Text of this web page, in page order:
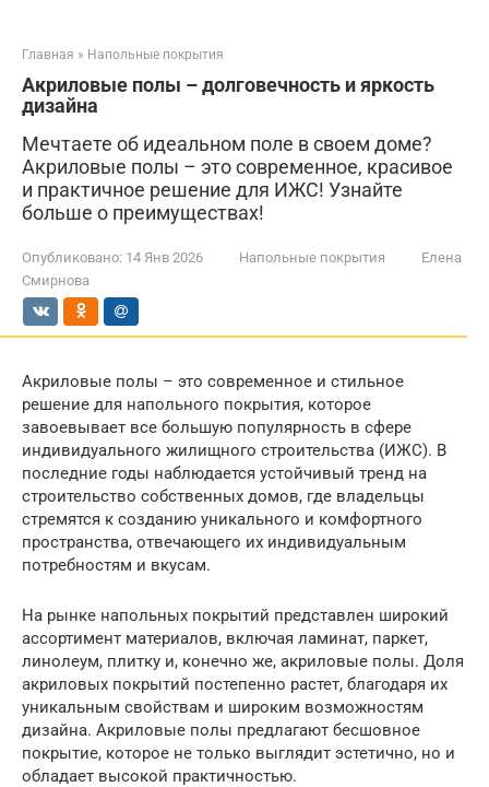
Главная » Напольные покрытия
Акриловые полы – долговечность и яркость
дизайна
Мечтаете об идеальном поле в своем доме?
Акриловые полы – это современное, красивое
и практичное решение для ИЖС! Узнайте
больше о преимуществах!
Опубликовано: 14 Янв 2026 Напольные покрытия
Елена
Смирнова
Акриловые полы – это современное и стильное
решение для напольного покрытия, которое
завоевывает все большую популярность в сфере
индивидуального жилищного строительства (ИЖС). В
последние годы наблюдается устойчивый тренд на
строительство собственных домов, где владельцы
стремятся к созданию уникального и комфортного
пространства, отвечающего их индивидуальным
потребностям и вкусам.
На рынке напольных покрытий представлен широкий
ассортимент материалов, включая ламинат, паркет,
линолеум, плитку и, конечно же, акриловые полы. Доля
акриловых покрытий постепенно растет, благодаря их
уникальным свойствам и широким возможностям
дизайна. Акриловые полы предлагают бесшовное
покрытие, которое не только выглядит эстетично, но и
обладает высокой практичностью.